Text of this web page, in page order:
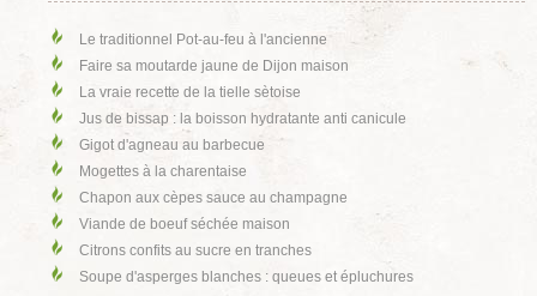
Le traditionnel Pot-au-feu à l'ancienne
Faire sa moutarde jaune de Dijon maison
La vraie recette de la tielle sètoise
Jus de bissap : la boisson hydratante anti canicule
Gigot d'agneau au barbecue
Mogettes à la charentaise
Chapon aux cèpes sauce au champagne
Viande de boeuf séchée maison
Citrons confits au sucre en tranches
Soupe d'asperges blanches : queues et épluchures